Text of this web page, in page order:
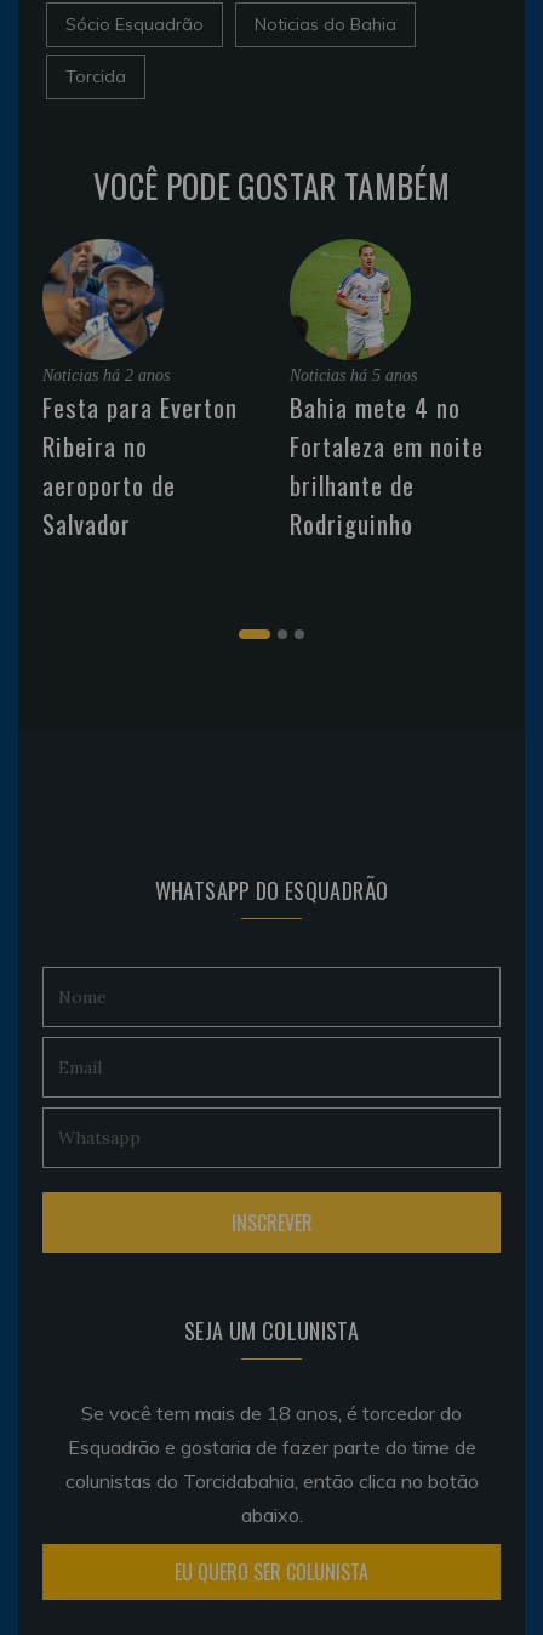
Sócio Esquadrão Noticias do Bahia
Torcida
VOCÊ PODE GOSTAR TAMBÉM
Noticias há 2 anos
Festa para Everton
Ribeira no
aeroporto de
Salvador
Noticias há 5 anos
Bahia mete 4 no
Fortaleza em noite
brilhante de
Rodriguinho
WHATSAPP DO ESQUADRÃO
SEJA UM COLUNISTA
Se você tem mais de 18 anos, é torcedor do
Esquadrão e gostaria de fazer parte do time de
colunistas do Torcidabahia, então clica no botão
abaixo.
EU QUERO SER COLUNISTA